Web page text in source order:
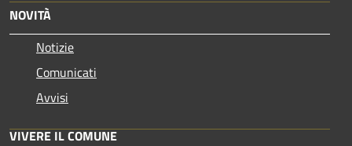
NOVITÀ
Notizie
Comunicati
Avvisi
VIVERE IL COMUNE